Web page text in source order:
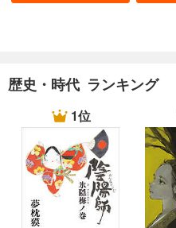
歴史・時代 ランキング
1位